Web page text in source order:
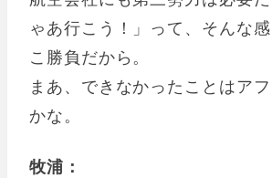
ゃあ行こう！」って、そんな
こ勝負だから。
まあ、できなかったことはア
かな。
牧浦：